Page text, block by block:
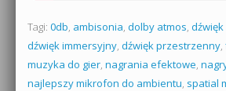
Tagi: 0db, ambisonia, dolby atmos, dźwięk
dźwięk immersyjny, dźwięk przestrzenny,
muzyka do gier, nagrania efektowe,
najlepszy mikrofon do ambientu, spatial